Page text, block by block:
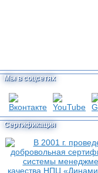
Мы в соцсетях
Сертификация